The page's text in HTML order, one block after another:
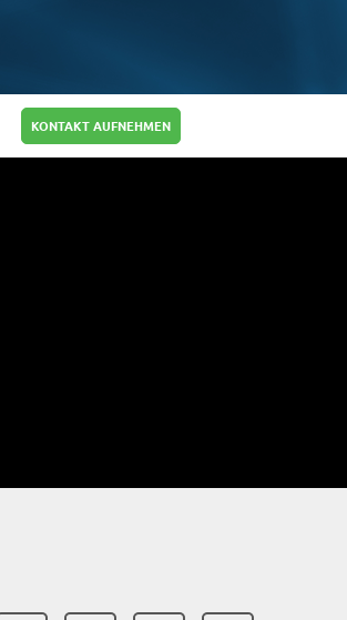
KONTAKT AUFNEHMEN